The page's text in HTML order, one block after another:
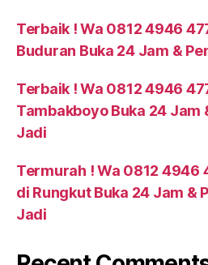
Terbaik ! Wa 0812 4946
Buduran Buka 24 Jam &
Terbaik ! Wa 0812 4946
Tambakboyo Buka 24 Jam
Jadi
Termurah ! Wa 0812 4946
di Rungkut Buka 24 Jam &
Jadi